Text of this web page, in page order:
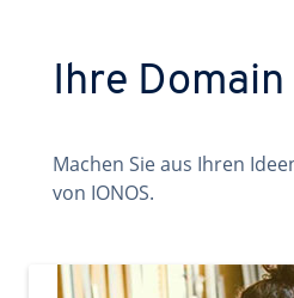
Ihre
Machen Sie aus Ihren
von IONOS.